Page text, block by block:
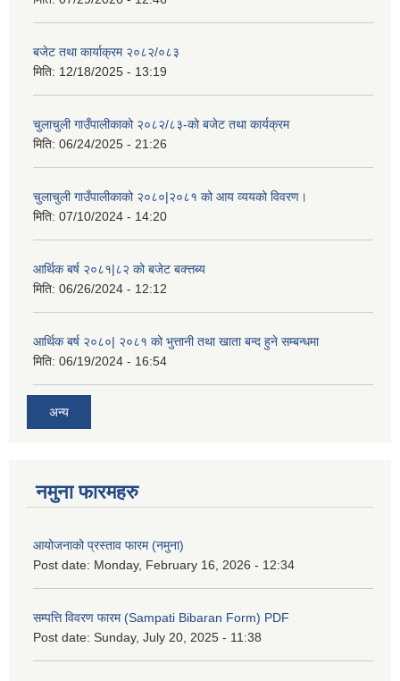
बजेट तथा कार्याक्रम २०८२/०८३
मिति: 12/18/2025 - 13:19
चुलाचुली गाउँपालीकाको २०८२/८३-को बजेट तथा कार्यक्रम
मिति: 06/24/2025 - 21:26
चुलाचुली गाउँपालीकाको २०८०|२०८१ को आय व्ययको विवरण।
मिति: 07/10/2024 - 14:20
आर्थिक बर्ष २०८१|८२ को बजेट बक्त्तब्य
मिति: 06/26/2024 - 12:12
आर्थिक बर्ष २०८०| २०८१ को भुत्तानी तथा खाता बन्द हुने सम्बन्धमा
मिति: 06/19/2024 - 16:54
अन्य
नमुना फारमहरु
आयोजनाको प्रस्ताव फारम (नमुना)
Post date: Monday, February 16, 2026 - 12:34
सम्पत्ति विवरण फारम (Sampati Bibaran Form) PDF
Post date: Sunday, July 20, 2025 - 11:38